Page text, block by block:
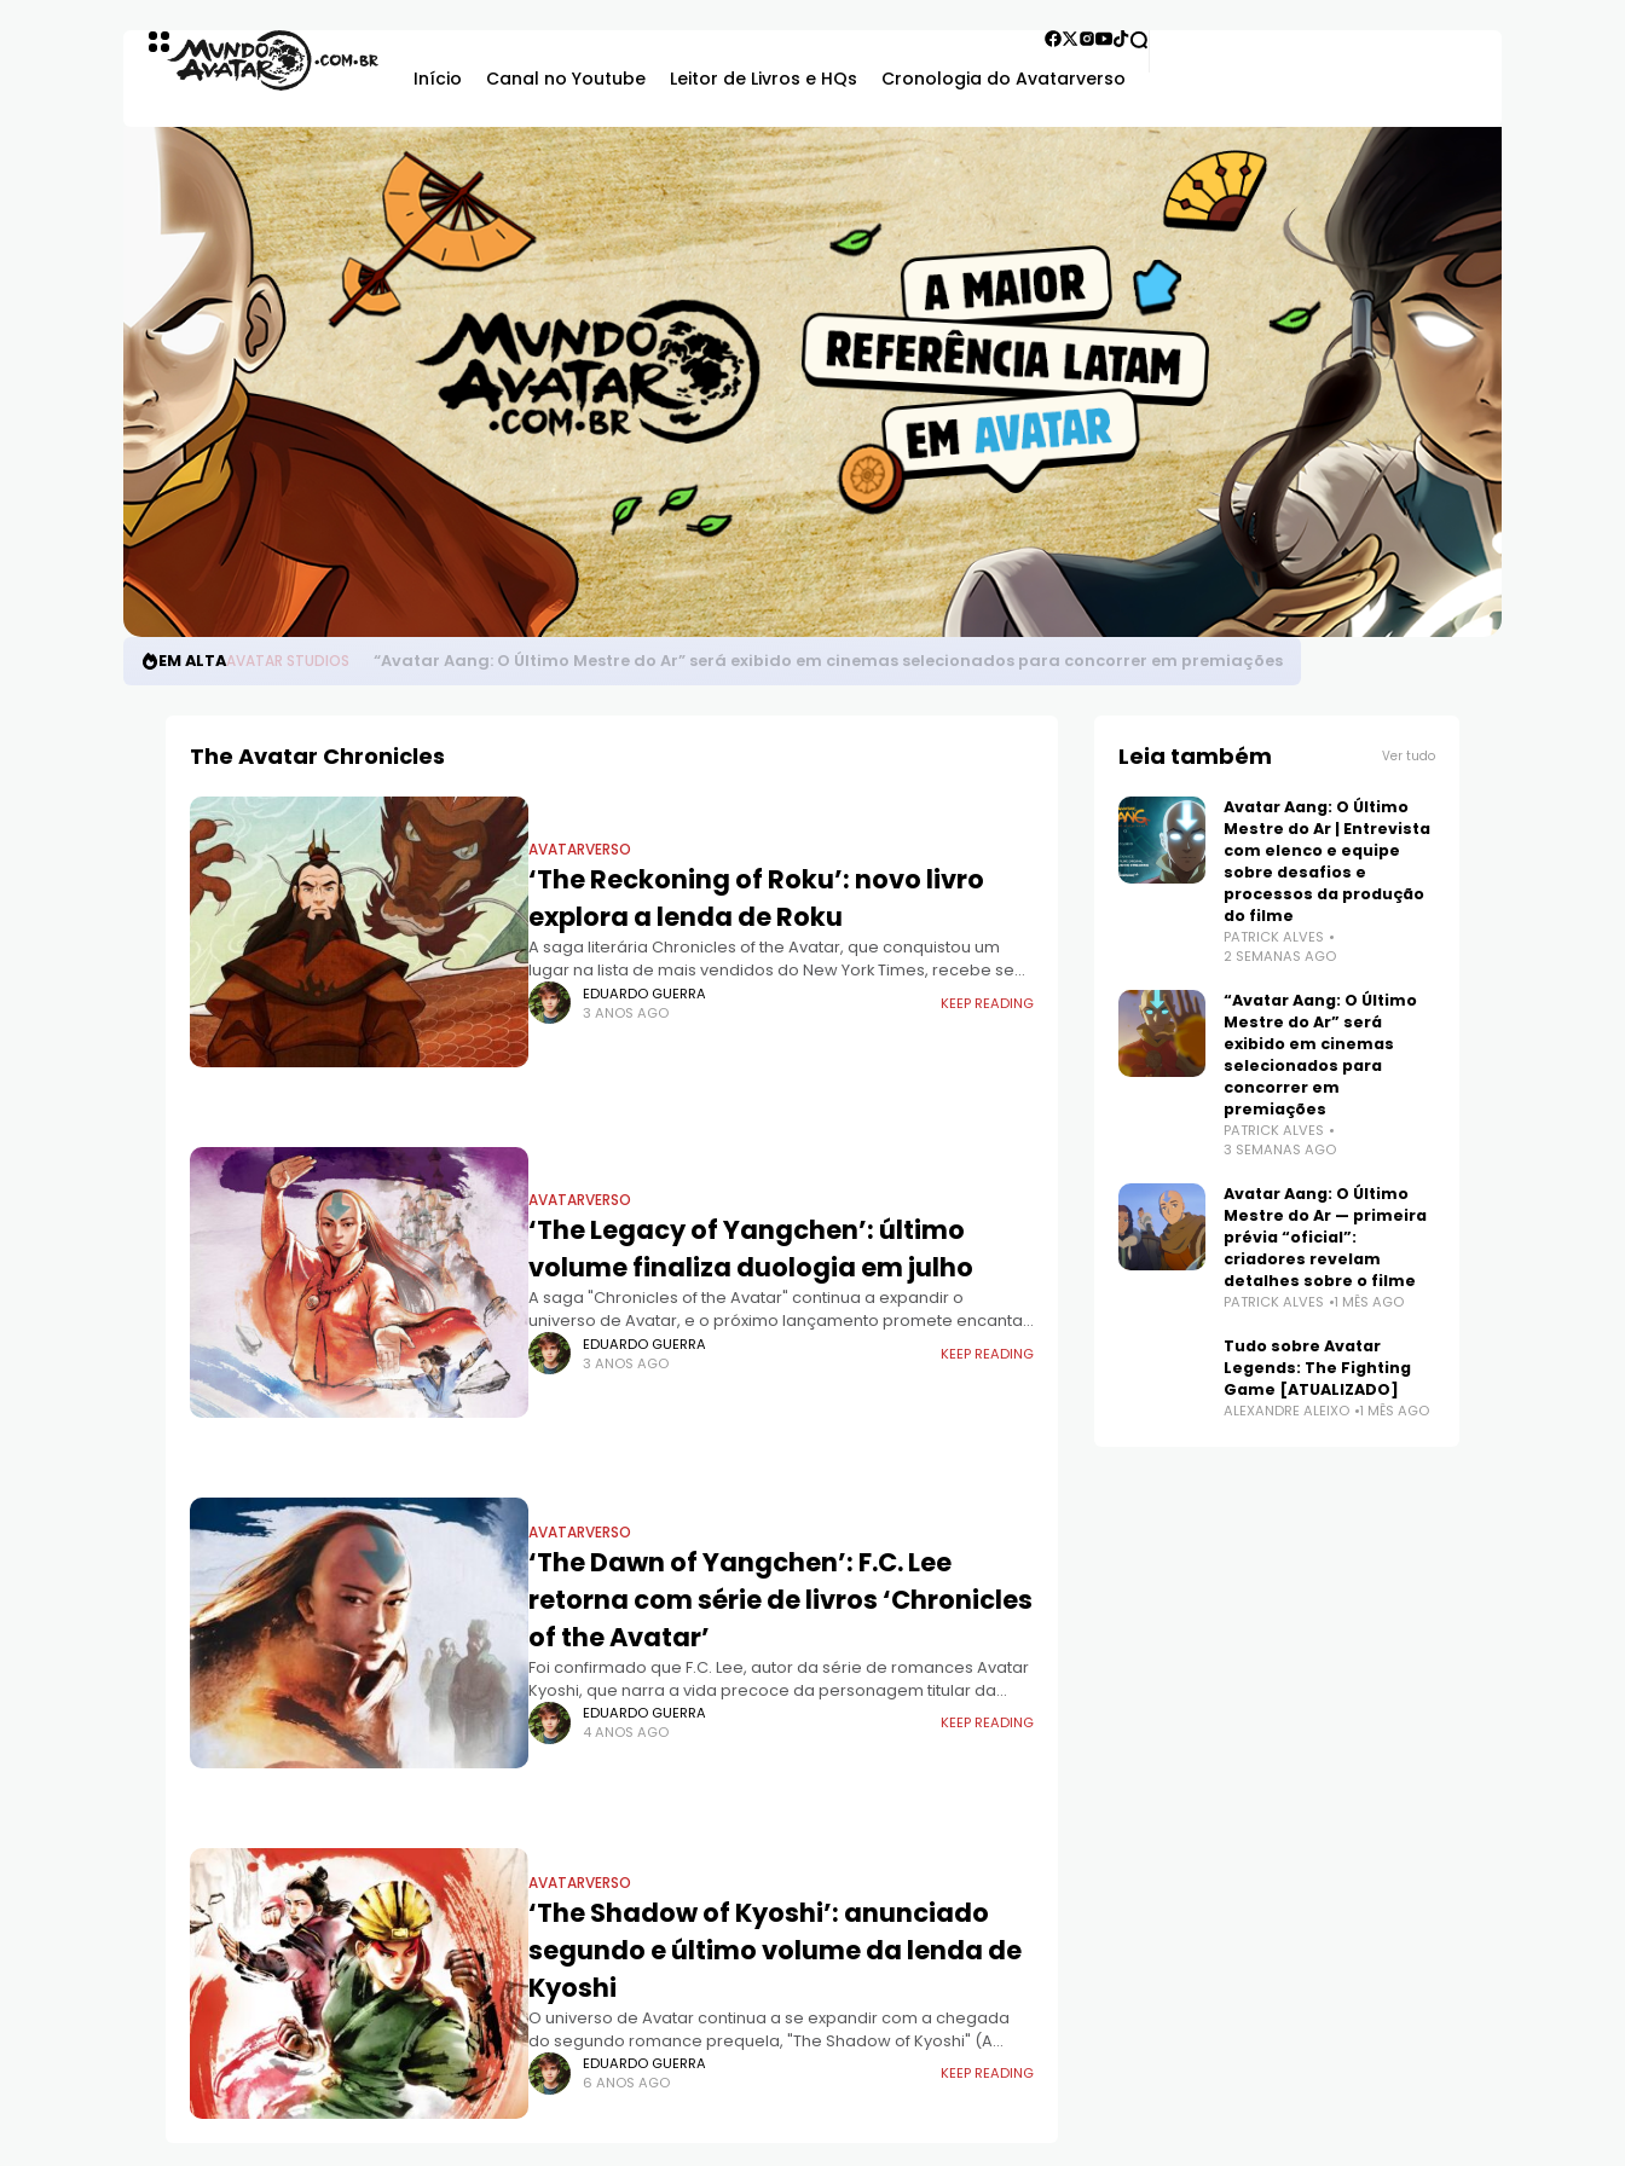
Início Canal no Youtube Leitor de Livros e HQs Cronologia do Avatarverso
EM ALTAAVATAR STUDIOS “Avatar Aang: O Último Mestre do Ar” será exibido em cinemas selecionados para concorrer em premiações
The Avatar Chronicles
AVATARVERSO
‘The Reckoning of Roku’: novo livro
explora a lenda de Roku
A saga literária Chronicles of the Avatar, que conquistou um
lugar na lista de mais vendidos do New York Times, recebe seu
quinto volume com o lançamento de "The Reckoning
EDUARDO GUERRA
3 ANOS AGO
KEEP READING
AVATARVERSO
‘The Legacy of Yangchen’: último
volume finaliza duologia em julho
A saga "Chronicles of the Avatar" continua a expandir o
universo de Avatar, e o próximo lançamento promete encantar
os fãs. Enquanto a Paramount está ansiosa para continuar a
série
EDUARDO GUERRA
3 ANOS AGO
KEEP READING
AVATARVERSO
‘The Dawn of Yangchen’: F.C. Lee
retorna com série de livros ‘Chronicles
of the Avatar’
Foi confirmado que F.C. Lee, autor da série de romances Avatar
Kyoshi, que narra a vida precoce da personagem titular da
aclamada série da Nickelodeon, Avatar: a Lenda de Aang,
EDUARDO GUERRA
4 ANOS AGO
KEEP READING
AVATARVERSO
‘The Shadow of Kyoshi’: anunciado
segundo e último volume da lenda de
Kyoshi
O universo de Avatar continua a se expandir com a chegada
do segundo romance prequela, "The Shadow of Kyoshi" (A
Escuridão de Kyoshi). Esta sequência mergulha ainda mais
fundo na
EDUARDO GUERRA
6 ANOS AGO
KEEP READING
Leia também Ver tudo
Avatar Aang: O Último
Mestre do Ar | Entrevista
com elenco e equipe
sobre desafios e
processos da produção
do filme
PATRICK ALVES
2 SEMANAS AGO
“Avatar Aang: O Último
Mestre do Ar” será
exibido em cinemas
selecionados para
concorrer em
premiações
PATRICK ALVES
3 SEMANAS AGO
Avatar Aang: O Último
Mestre do Ar — primeira
prévia “oficial”:
criadores revelam
detalhes sobre o filme
PATRICK ALVES 1 MÊS AGO
Tudo sobre Avatar
Legends: The Fighting
Game [ATUALIZADO]
ALEXANDRE ALEIXO 1 MÊS AGO